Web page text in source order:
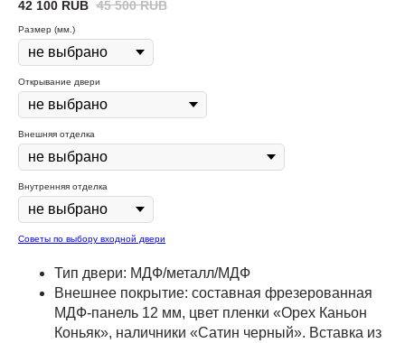
42 100 RUB 45 500 RUB
Размер (мм.)
Открывание двери
Внешняя отделка
Внутренняя отделка
Советы по выбору входной двери
Тип двери: МДФ/металл/МДФ
Внешнее покрытие: составная фрезерованная
МДФ-панель 12 мм, цвет пленки «Орех Каньон
Коньяк», наличники «Сатин черный». Вставка из